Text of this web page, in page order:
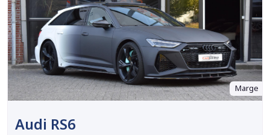
Marge
Audi RS6